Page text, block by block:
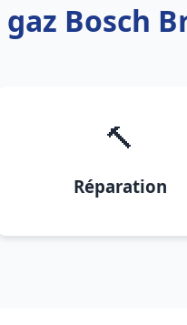
Bosch
🔨
Réparation